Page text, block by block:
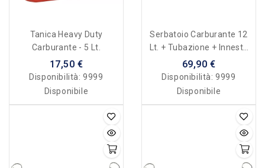
Tanica Heavy Duty
Carburante - 5 Lt.
17,50 €
Disponibilità:9999
Disponibile
Serbatoio Carburante 12
Lt. + Tubazione + Innesto
Terminale
69,90 €
Disponibilità:9999
Disponibile